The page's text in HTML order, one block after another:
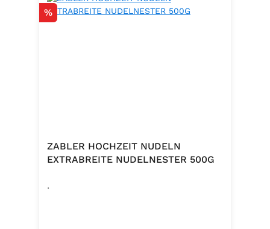
Rabatt
%
ZABLER HOCHZEIT NUDELN
EXTRABREITE NUDELNESTER 500G
.